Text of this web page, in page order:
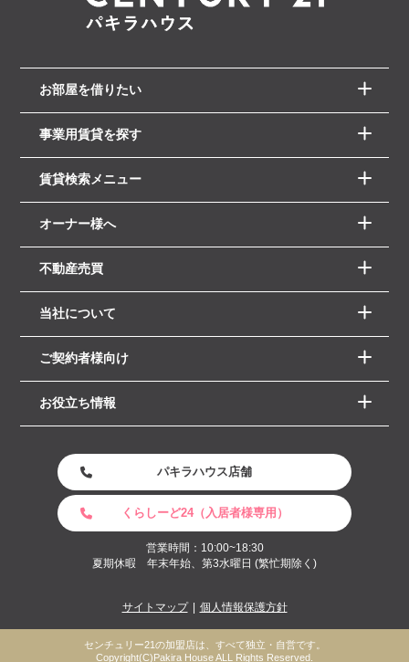
お部屋を借りたい
事業用賃貸を探す
賃貸検索メニュー
オーナー様へ
不動産売買
当社について
ご契約者様向け
お役立ち情報
パキラハウス店舗
くらしーど24（入居者様専用）
営業時間：10:00~18:30
夏期休暇 年末年始、第3水曜日 (繁忙期除く)
サイトマップ 個人情報保護方針
センチュリー21の加盟店は、すべて独立・自営です。
Copyright(C)Pakira House ALL Rights Reserved.